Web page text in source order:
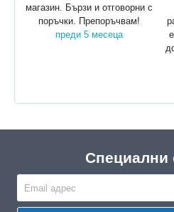
магазин. Бързи и отговорни с
поръчки. Препоръчвам!
преди 5 месеца
Специални